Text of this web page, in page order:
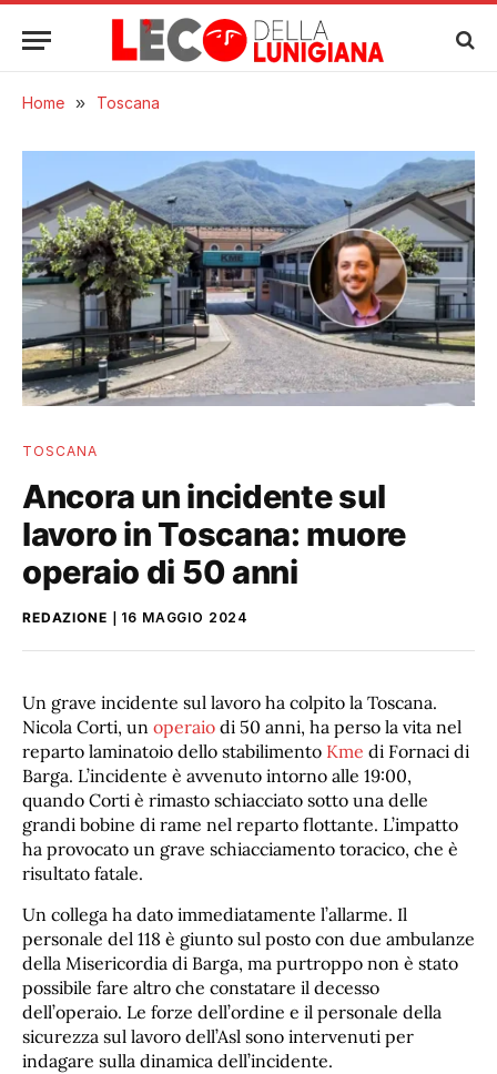
Home » Toscana
TOSCANA
Ancora un incidente sul
lavoro in Toscana: muore
operaio di 50 anni
REDAZIONE 16 MAGGIO 2024
Un grave incidente sul lavoro ha colpito la Toscana.
Nicola Corti, un operaio di 50 anni, ha perso la vita nel
reparto laminatoio dello stabilimento Kme di Fornaci di
Barga. L’incidente è avvenuto intorno alle 19:00,
quando Corti è rimasto schiacciato sotto una delle
grandi bobine di rame nel reparto flottante. L’impatto
ha provocato un grave schiacciamento toracico, che è
risultato fatale.
Un collega ha dato immediatamente l’allarme. Il
personale del 118 è giunto sul posto con due ambulanze
della Misericordia di Barga, ma purtroppo non è stato
possibile fare altro che constatare il decesso
dell’operaio. Le forze dell’ordine e il personale della
sicurezza sul lavoro dell’Asl sono intervenuti per
indagare sulla dinamica dell’incidente.